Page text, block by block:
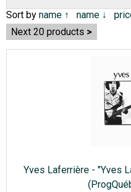
Sort by name ↑ name ↓
Next 20 products
Yves Laferrière - "Yves